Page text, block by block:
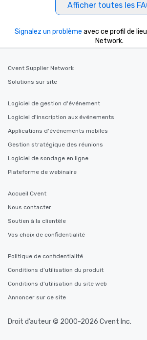
Afficher toutes les
Signalez un problème avec ce profil de
Network.
Cvent Supplier Network
Solutions sur site
Logiciel de gestion d'événement
Logiciel d'inscription aux événements
Applications d'événements mobiles
Gestion stratégique des réunions
Logiciel de sondage en ligne
Plateforme de webinaire
Accueil Cvent
Nous contacter
Soutien à la clientèle
Vos choix de confidentialité
Politique de confidentialité
Conditions d’utilisation du produit
Conditions d’utilisation du site web
Annoncer sur ce site
Droit d’auteur © 2000-2026 Cvent Inc.